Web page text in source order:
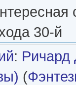
30-й
:
(